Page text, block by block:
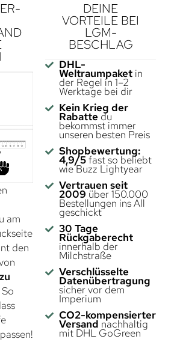
am
den
So
DEINE
VORTEILE BEI
LGM-
BESCHLAG
DHL-
Weltraumpaketin
der Regel in 1–2
Werktage bei dir
Kein Krieg der
Rabatte du
bekommst immer
unseren besten Preis
Shopbewertung:
4,9/5fast so beliebt
wie Buzz Lightyear
Vertrauen seit
2009 über 150.000
Bestellungen ins All
geschickt
30 Tage
Rückgaberecht
innerhalb der
Milchstraße
Verschlüsselte
Datenübertragung
sicher vor dem
Imperium
CO2-kompensierter
Versand nachhaltig
mit DHL GoGreen